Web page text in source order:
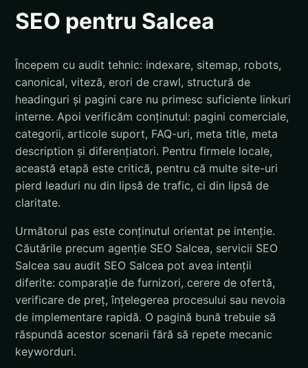
SEO pentru Salcea
Începem cu audit tehnic: indexare, sitemap, robots,
canonical, viteză, erori de crawl, structură de
headinguri și pagini care nu primesc suficiente linkuri
interne. Apoi verificăm conținutul: pagini comerciale,
categorii, articole suport, FAQ-uri, meta title, meta
description și diferențiatori. Pentru firmele locale,
această etapă este critică, pentru că multe site-uri
pierd leaduri nu din lipsă de trafic, ci din lipsă de
claritate.
Următorul pas este conținutul orientat pe intenție.
Căutările precum agenție SEO Salcea, servicii SEO
Salcea sau audit SEO Salcea pot avea intenții
diferite: comparație de furnizori, cerere de ofertă,
verificare de preț, înțelegerea procesului sau nevoia
de implementare rapidă. O pagină bună trebuie să
răspundă acestor scenarii fără să repete mecanic
keyworduri.